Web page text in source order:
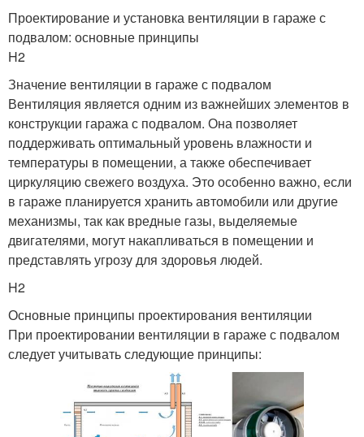
Проектирование и установка вентиляции в гараже с
подвалом: основные принципы
H2
Значение вентиляции в гараже с подвалом
Вентиляция является одним из важнейших элементов в
конструкции гаража с подвалом. Она позволяет
поддерживать оптимальный уровень влажности и
температуры в помещении, а также обеспечивает
циркуляцию свежего воздуха. Это особенно важно, если
в гараже планируется хранить автомобили или другие
механизмы, так как вредные газы, выделяемые
двигателями, могут накапливаться в помещении и
представлять угрозу для здоровья людей.
H2
Основные принципы проектирования вентиляции
При проектировании вентиляции в гараже с подвалом
следует учитывать следующие принципы: